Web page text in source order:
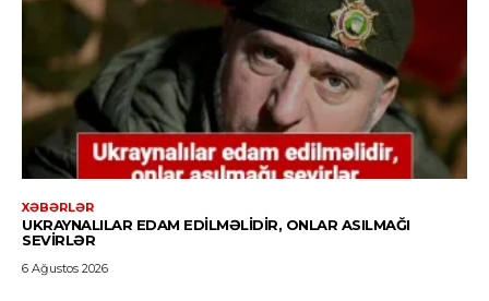
XƏBƏRLƏR
UKRAYNALILAR EDAM EDILMƏLIDIR, ONLAR ASILMAĞI
SEVIRLƏR
6 Ağustos 2026